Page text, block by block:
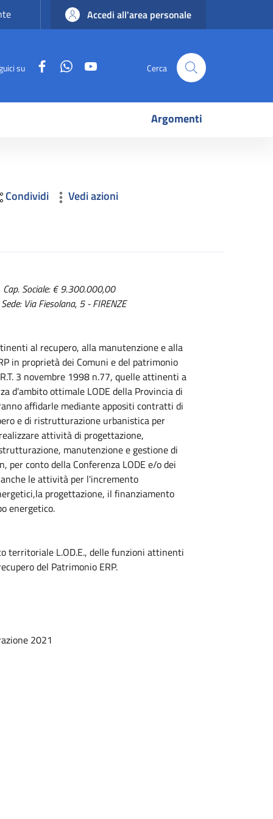
Accedi all'area personale
su FacebookWhatsApp Cerca
Argomenti
Condividi Vedi azioni
Cap. Sociale:€ 9.300.000,00
Sede: Via Fiesolana, 5 - FIRENZE
al recupero, alla manutenzione e alla
in proprietà dei Comuni e del patrimonio
3 novembre 1998 n.77, quelle attinenti a
d’ambito ottimale LODE della Provincia di
affidarle mediante appositi contratti di
e di ristrutturazione urbanistica per
attività di progettazione,
manutenzione e gestione di
per conto della Conferenza LODE e/o dei
le attività per l'incremento
progettazione, il finanziamento
energetico.
territoriale L.OD.E., delle funzioni attinenti
del Patrimonio ERP.
2021